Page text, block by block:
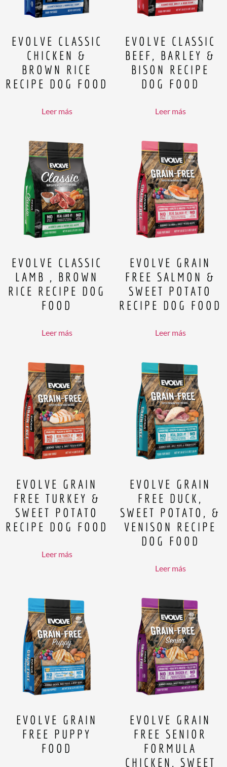
EVOLVE CLASSIC
CHICKEN &
BROWN RICE
RECIPE DOG FOOD
Leer más
EVOLVE CLASSIC
BEEF, BARLEY &
BISON RECIPE
DOG FOOD
Leer más
EVOLVE CLASSIC
LAMB , BROWN
RICE RECIPE DOG
FOOD
Leer más
EVOLVE GRAIN
FREE SALMON &
SWEET POTATO
RECIPE DOG FOOD
Leer más
EVOLVE GRAIN
FREE TURKEY &
SWEET POTATO
RECIPE DOG FOOD
Leer más
EVOLVE GRAIN
FREE DUCK,
SWEET POTATO, &
VENISON RECIPE
DOG FOOD
Leer más
EVOLVE GRAIN
FREE PUPPY
FOOD
EVOLVE GRAIN
FREE SENIOR
FORMULA
CHICKEN, SWEET